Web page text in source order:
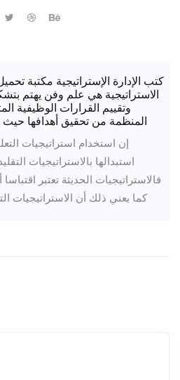
وتقييم القرارات الوظيفية
المنظمة من تحقيق أهدافها حيث
إن استخدام استراتيجيات
استبدالها بالاستراتيجيات
فالاستراتيجيات الحديثة تعتبر
كما يعني ذلك أن الاستراتيجيات